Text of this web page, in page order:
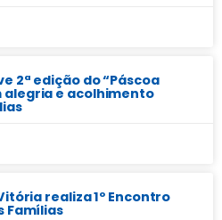
2ª edição do “Páscoa
alegria e acolhimento
realiza 1º Encontro
Famílias